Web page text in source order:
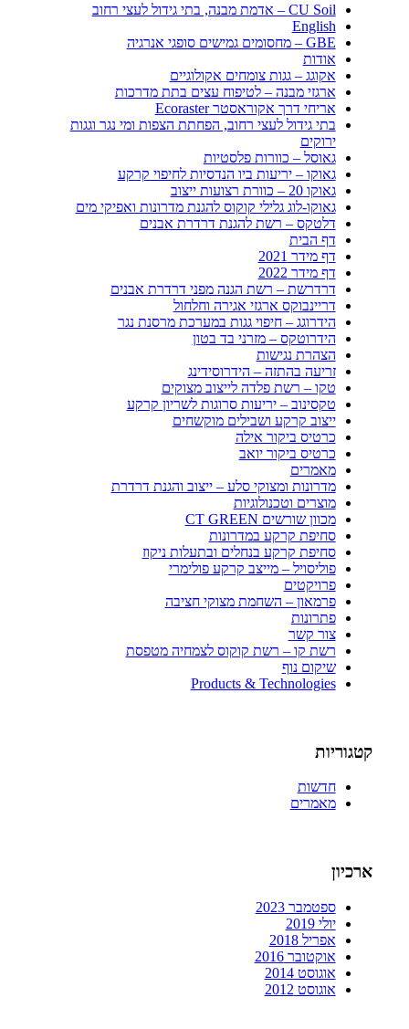
CU Soil – אדמת מבנה, בתי גידול לעצי רחוב
English
GBE – מחסומים גמישים סופגי אנרגיה
אודות
אקוגג – גגות צומחים אקולוגיים
ארגזי מבנה – לטיפוח עצים בתת מדרכות
אריחי דרך אקוראסטר Ecoraster
בתי גידול לעצי רחוב, הפחתת הצפות ומי נגר וגגות
ירוקים
גאוסל – כוורות פלסטיות
גאוקו – יריעות ביו הנדסיות לחיפוי קרקע
גאוקו 20 – כוורת רצועות ייצוב
גאוקו-לוג גלילי קוקוס להגנת מדרונות ואפיקי מים
דלטקס – רשת להגנת דרדרת אבנים
דף הבית
דף מידר 2021
דף מידר 2022
דרדרשת – רשת הגנה מפני דרדרת אבנים
דריינבוקס ארגזי אגירה וחלחול
הידרוגג – חיפוי גגות במערכת מרסנת נגר
הידרוטקס – מזרני בד בטון
הצהרת נגישות
זריעה בהתזה – הידרוסידינג
טקו – רשת פלדה לייצוב מצוקים
טקסינוב – יריעות סרוגות לשריון קרקע
ייצוב קרקע ושבילים מוקשחים
כרטיס ביקור אילה
כרטיס ביקור יואב
מאמרים
מדרונות ומצוקי סלע – ייצוב והגנת דרדרת
מוצרים וטכנולוגיות
מכוון שורשים CT GREEN
סחיפת קרקע במדרונות
סחיפת קרקע בנחלים ובתעלות ניקוז
פוליסויל – מייצב קרקע פולימרי
פרויקטים
פרמאון – השחמת מצוקי חציבה
פתרונות
צור קשר
רשת קו – רשת קוקוס לצמחיה מטפסת
שיקום נוף
Products & Technologies
קטגוריות
חדשות
מאמרים
ארכיון
ספטמבר 2023
יולי 2019
אפריל 2018
אוקטובר 2016
אוגוסט 2014
אוגוסט 2012